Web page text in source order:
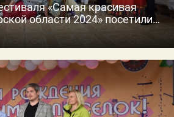
«Самая красивая
области 2024» посетили